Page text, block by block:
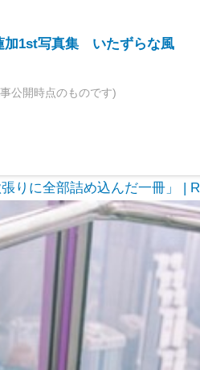
1st写真集 いたずらな風
公開時点のものです)
りに全部詰め込んだ一冊」 |